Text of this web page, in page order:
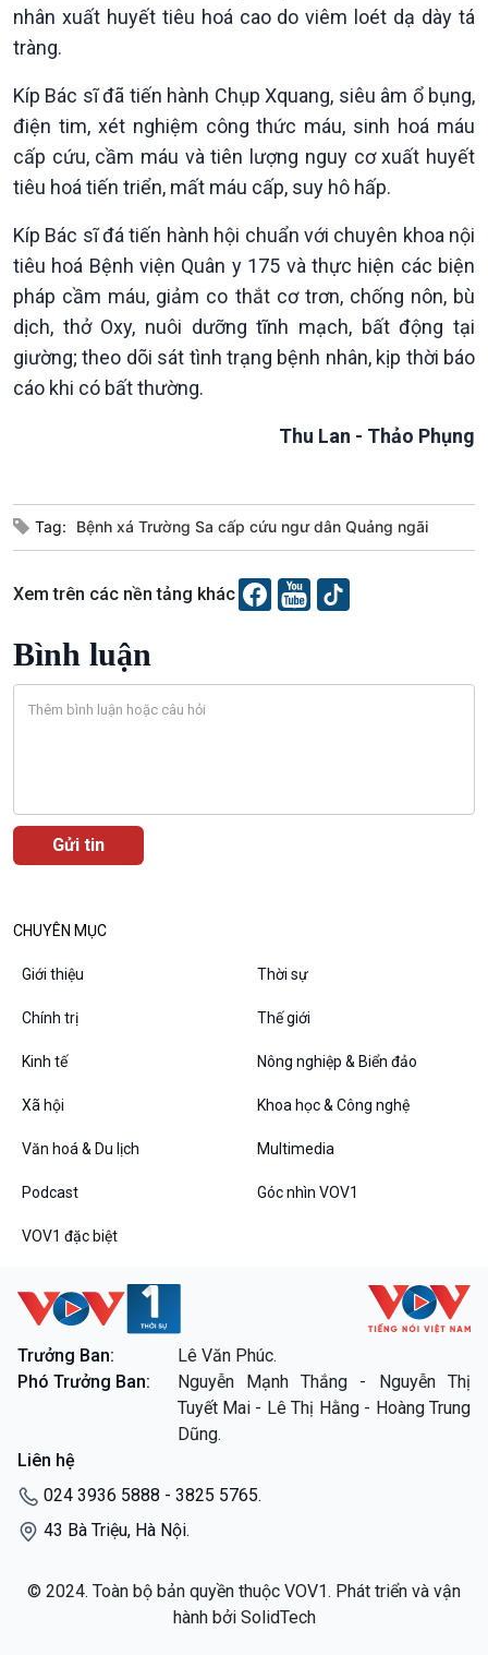
Tuyên chiến với gian lận
thương mại
đảo
Xã hội
Tin Đời sống & Xã hội
360 độ Sức khỏe
Chuyển đổi Xanh
Tài nguyên và Môi trường
Chuyên gia của bạn
Khoa học & Công nghệ
Tin Khoa học & Công nghệ
Kết nối công nghệ
Sống chung với biến đổi
khí hậu
Tin Văn hoá & Du lịch
Chát với người nổi tiếng
Câu chuyện Thể thao
Video
Podcast
10 phút Sự kiện - Luận bàn
Câu chuyện thời sự
Đối thoại
Chuyện đêm
VOV1 đặc biệt
Thanh âm ký sự
Chân dung cuộc sống
Các chương trình đặc biệt
nhân xuất huyết tiêu hoá cao do viêm loét dạ dày tá
tràng.
Kíp Bác sĩ đã tiến hành Chụp Xquang, siêu âm ổ bụng,
điện tim, xét nghiệm công thức máu, sinh hoá máu
cấp cứu, cầm máu và tiên lượng nguy cơ xuất huyết
tiêu hoá tiến triển, mất máu cấp, suy hô hấp.
Kíp Bác sĩ đá tiến hành hội chuẩn với chuyên khoa nội
tiêu hoá Bệnh viện Quân y 175 và thực hiện các biện
pháp cầm máu, giảm co thắt cơ trơn, chống nôn, bù
dịch, thở Oxy, nuôi dưỡng tĩnh mạch, bất động tại
giường; theo dõi sát tình trạng bệnh nhân, kịp thời báo
cáo khi có bất thường.
Thu Lan - Thảo Phụng
Tag: Bệnh xá Trường Sa cấp cứu ngư dân Quảng ngãi
Xem trên các nền tảng khác
Bình luận
CHUYÊN MỤC
Giới thiệu Thời sự
Chính trị Thế giới
Kinh tế Nông nghiệp & Biển đảo
Xã hội Khoa học & Công nghệ
Văn hoá & Du lịch Multimedia
Podcast Góc nhìn VOV1
VOV1 đặc biệt
Trưởng Ban:
Lê Văn Phúc.
Phó Trưởng Ban:
Nguyễn Mạnh Thắng - Nguyễn Thị
Tuyết Mai - Lê Thị Hằng - Hoàng Trung
Dũng.
Liên hệ
024 3936 5888 - 3825 5765.
43 Bà Triệu, Hà Nội.
© 2024. Toàn bộ bản quyền thuộc VOV1. Phát triển và vận
hành bởi SolidTech